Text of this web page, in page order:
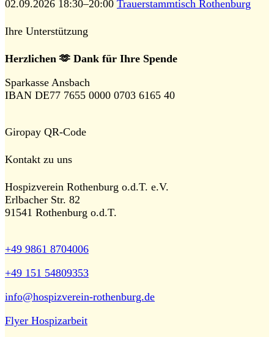
02.09.2026 18:30–20:00 Trauerstammtisch Rothenburg
Ihre Unterstützung
Herzlichen 🫶 Dank für Ihre Spende
Sparkasse Ansbach
IBAN DE77 7655 0000 0703 6165 40
Giropay QR-Code
Kontakt zu uns
Hospizverein Rothenburg o.d.T. e.V.
Erlbacher Str. 82
91541 Rothenburg o.d.T.
+49 9861 8704006
+49 151 54809353
info@hospizverein-rothenburg.de
Flyer Hospizarbeit